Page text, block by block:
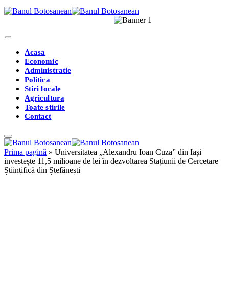
Acasa
Economic
Administratie
Politica
Stiri locale
Agricultura
Toate stirile
Contact
Prima pagină » Universitatea „Alexandru Ioan Cuza” din Iași
investește 11,5 milioane de lei în dezvoltarea Stațiunii de Cercetare
Științifică din Ștefănești